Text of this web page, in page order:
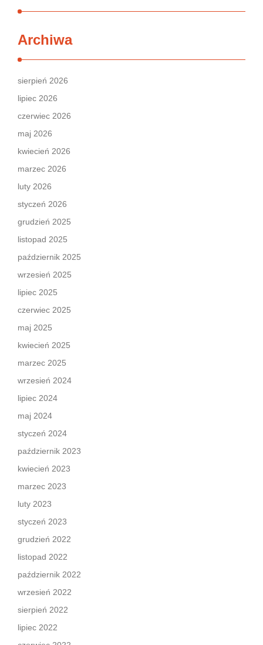
Archiwa
sierpień 2026
lipiec 2026
czerwiec 2026
maj 2026
kwiecień 2026
marzec 2026
luty 2026
styczeń 2026
grudzień 2025
listopad 2025
październik 2025
wrzesień 2025
lipiec 2025
czerwiec 2025
maj 2025
kwiecień 2025
marzec 2025
wrzesień 2024
lipiec 2024
maj 2024
styczeń 2024
październik 2023
kwiecień 2023
marzec 2023
luty 2023
styczeń 2023
grudzień 2022
listopad 2022
październik 2022
wrzesień 2022
sierpień 2022
lipiec 2022